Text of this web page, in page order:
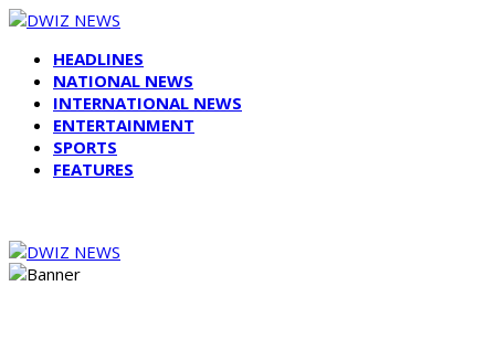
HEADLINES
NATIONAL NEWS
INTERNATIONAL NEWS
ENTERTAINMENT
SPORTS
FEATURES